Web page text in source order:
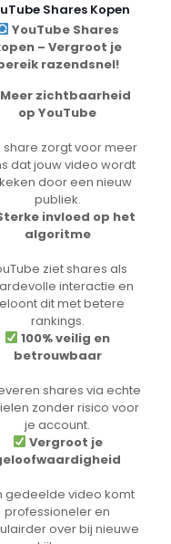
Shares Kopen
YouTube Shares
– Vergroot je
razendsnel!
Meer zichtbaarheid
op YouTube
share zorgt voor meer
dat jouw video wordt
door een nieuw
publiek.
invloed op het
algoritme
ziet shares als
interactie en
dit met betere
rankings.
100% veilig en
betrouwbaar
shares via echte
zonder risico voor
je account.
Vergroot je
gedeelde video komt
professioneler en
over bij nieuwe